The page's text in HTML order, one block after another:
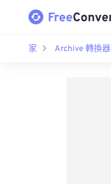
家 Archive 轉換器